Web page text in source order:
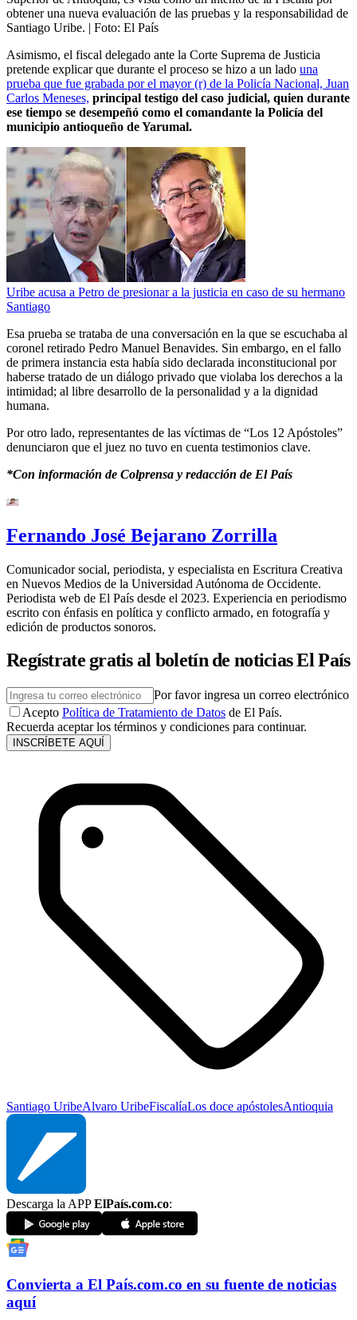
obtener una nueva evaluación de las pruebas y la responsabilidad de
Santiago Uribe. | Foto: El País
Asimismo, el fiscal delegado ante la Corte Suprema de Justicia
pretende explicar que durante el proceso se hizo a un lado una
prueba que fue grabada por el mayor (r) de la Policía Nacional, Juan
Carlos Meneses, principal testigo del caso judicial, quien durante
ese tiempo se desempeñó como el comandante la Policía del
municipio antioqueño de Yarumal.
Uribe acusa a Petro de presionar a la justicia en caso de su hermano
Santiago
Esa prueba se trataba de una conversación en la que se escuchaba al
coronel retirado Pedro Manuel Benavides. Sin embargo, en el fallo
de primera instancia esta había sido declarada inconstitucional por
haberse tratado de un diálogo privado que violaba los derechos a la
intimidad; al libre desarrollo de la personalidad y a la dignidad
humana.
Por otro lado, representantes de las víctimas de “Los 12 Apóstoles”
denunciaron que el juez no tuvo en cuenta testimonios clave.
*Con información de Colprensa y redacción de El País
Fernando José Bejarano Zorrilla
Comunicador social, periodista, y especialista en Escritura Creativa
en Nuevos Medios de la Universidad Autónoma de Occidente.
Periodista web de El País desde el 2023. Experiencia en periodismo
escrito con énfasis en política y conflicto armado, en fotografía y
edición de productos sonoros.
Regístrate gratis al boletín de noticias El País
Por favor ingresa un correo electrónico
Acepto Política de Tratamiento de Datos de El País.
Recuerda aceptar los términos y condiciones para continuar.
INSCRÍBETE AQUÍ
Santiago UribeAlvaro UribeFiscalíaLos doce apóstolesAntioquia
Descarga la APPElPaís.com.co:
Convierta a El País.com.co en su fuente de noticias
aquí